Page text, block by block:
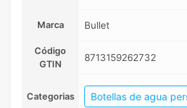
Marca Bullet
Código
GTIN
8713159262732
Categorias Botellas de agua